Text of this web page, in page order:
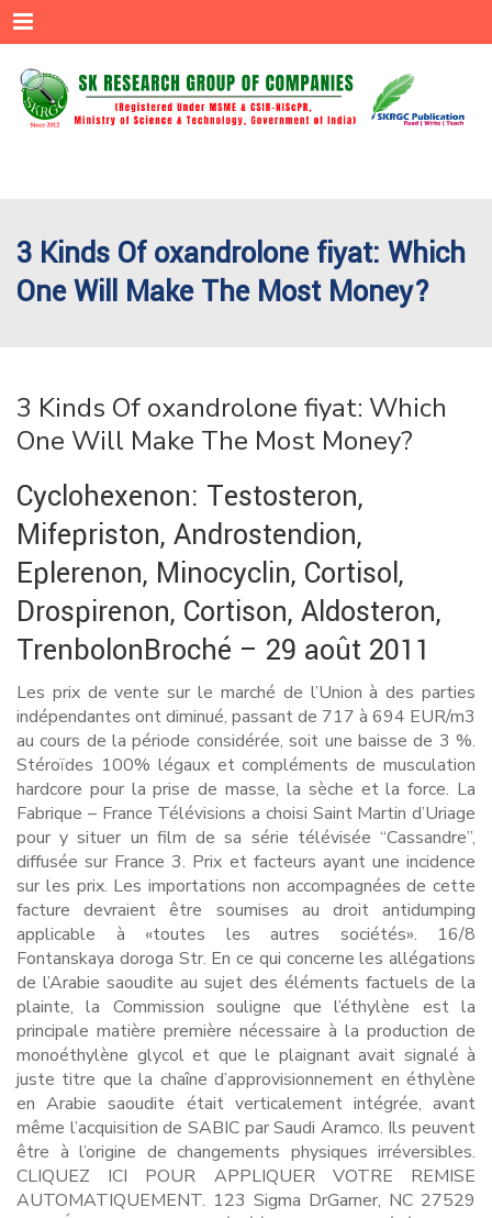
Menu
3 Kinds Of oxandrolone fiyat: Which
One Will Make The Most Money?
3 Kinds Of oxandrolone fiyat: Which
One Will Make The Most Money?
Cyclohexenon: Testosteron,
Mifepriston, Androstendion,
Eplerenon, Minocyclin, Cortisol,
Drospirenon, Cortison, Aldosteron,
TrenbolonBroché – 29 août 2011
Les prix de vente sur le marché de l’Union à des parties
indépendantes ont diminué, passant de 717 à 694 EUR/m3
au cours de la période considérée, soit une baisse de 3 %.
Stéroïdes 100% légaux et compléments de musculation
hardcore pour la prise de masse, la sèche et la force. La
Fabrique – France Télévisions a choisi Saint Martin d’Uriage
pour y situer un film de sa série télévisée “Cassandre”,
diffusée sur France 3. Prix et facteurs ayant une incidence
sur les prix. Les importations non accompagnées de cette
facture devraient être soumises au droit antidumping
applicable à «toutes les autres sociétés». 16/8
Fontanskaya doroga Str. En ce qui concerne les allégations
de l’Arabie saoudite au sujet des éléments factuels de la
plainte, la Commission souligne que l’éthylène est la
principale matière première nécessaire à la production de
monoéthylène glycol et que le plaignant avait signalé à
juste titre que la chaîne d’approvisionnement en éthylène
en Arabie saoudite était verticalement intégrée, avant
même l’acquisition de SABIC par Saudi Aramco. Ils peuvent
être à l’origine de changements physiques irréversibles.
CLIQUEZ ICI POUR APPLIQUER VOTRE REMISE
AUTOMATIQUEMENT. 123 Sigma DrGarner, NC 27529